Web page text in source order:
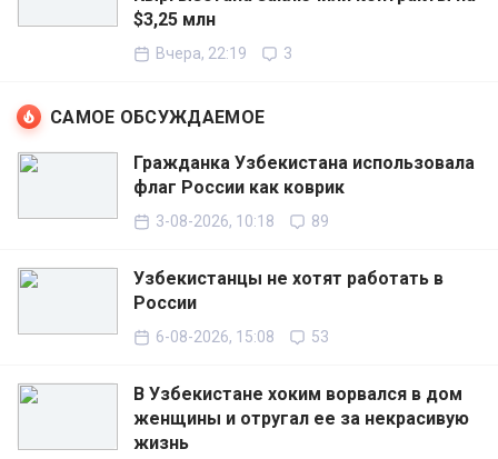
$3,25 млн
Вчера, 22:19 3
САМОЕ ОБСУЖДАЕМОЕ
Гражданка Узбекистана использовала
флаг России как коврик
3-08-2026, 10:18 89
Узбекистанцы не хотят работать в
России
6-08-2026, 15:08 53
В Узбекистане хоким ворвался в дом
женщины и отругал ее за некрасивую
жизнь